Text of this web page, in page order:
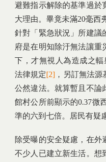
避難指示解除的基準過於
大理由。畢竟未滿20毫西
針對「緊急狀況」所建議
府是在明知除汙無法讓重
下，才無視人為造成之
法律規定[2] ，另訂無法
公然違法。就算暫且不論
館村公所前顯示的0.37微
準的六到七倍。居民有疑
除受曝的安全疑慮，在外
不少人已建立新生活。想